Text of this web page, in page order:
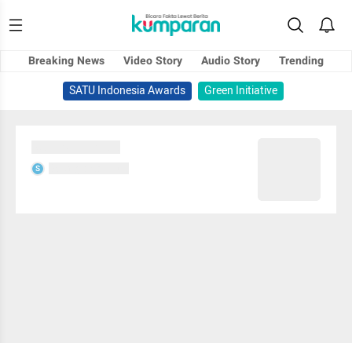
Breaking News Video Story Audio Story
Trending
SATU Indonesia Awards
Green Initiative
S